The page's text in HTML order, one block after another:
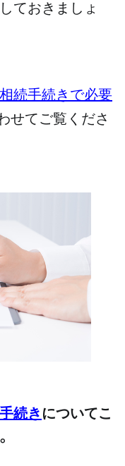
ておきましょ
続手続きで必要
せてご覧くださ
続きについてこ